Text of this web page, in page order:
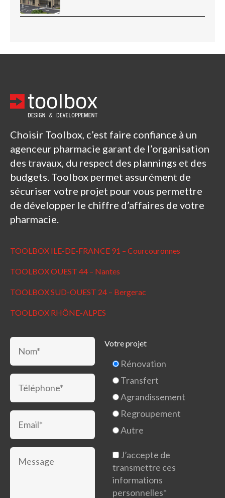
Choisir Toolbox, c’est faire confiance à un
agenceur pharmacie garant de l’organisation
des travaux, du respect des plannings et des
budgets. Toolbox permet assurément de
sécuriser votre projet pour vous permettre
de développer le chiffre d’affaires de votre
pharmacie.
TOOLBOX ILE-DE-FRANCE 91 – Courcouronnes
TOOLBOX OUEST 44 – Nantes
TOOLBOX SUD-OUEST 24 – Bergerac
TOOLBOX RHÔNE-ALPES
Votre projet
Rénovation
Transfert
Agrandissement
Regroupement
Autre
J’accepte de
transmettre ces
informations
personnelles*